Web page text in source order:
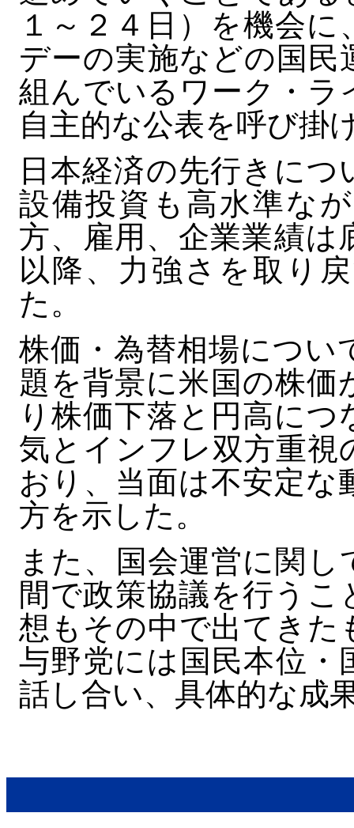
１～２４日）を機会
デーの実施などの国
組んでいるワーク・ラ
自主的な公表を呼び掛
日本経済の先行きに
設備投資も高水準な
方、雇用、企業業績は
以降、力強さを取り
た。
株価・為替相場につい
題を背景に米国の株
り株価下落と円高に
気とインフレ双方重視
おり、当面は不安定
方を示した。
また、国会運営に関
間で政策協議を行う
想もその中で出てきた
与野党には国民本位・
話し合い、具体的な成